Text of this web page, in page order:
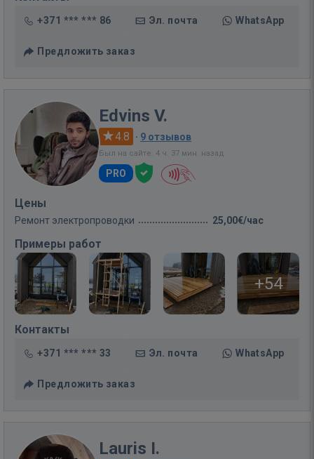
+371 *** *** 86 Эл. почта WhatsApp
Предложить заказ
Edvins V.
4.8 · 9 отзывов
Был на сайте: 4 ч. 37 мин. назад
PRO
Цены
Ремонт электропроводки 25,00€/час
Примеры работ
+54
Контакты
+371 *** *** 33 Эл. почта WhatsApp
Предложить заказ
Lauris I.